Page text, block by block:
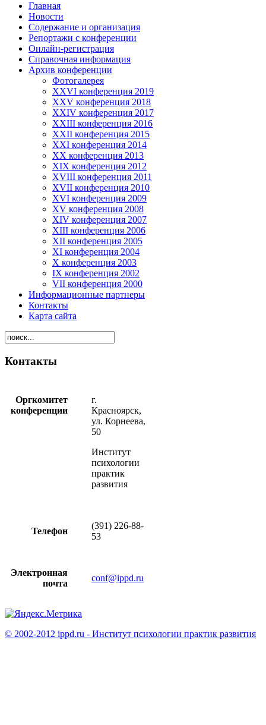
Главная
Новости
Содержание и организация
Репортажи с конференции
Онлайн-регистрация
Справочная информация
Архив конференции
Фотогалерея
XXVI конференция 2019
XXV конференция 2018
XXIV конференция 2017
XXIII конференция 2016
XXII конференция 2015
XXI конференция 2014
XX конференция 2013
XIX конференция 2012
XVIII конференция 2011
XVII конференция 2010
XVI конференция 2009
XV конференция 2008
XIV конференция 2007
XIII конференция 2006
XII конференция 2005
XI конференция 2004
X конференция 2003
IX конференция 2002
VII конференция 2000
Информационные партнеры
Контакты
Карта сайта
Контакты
Оргкомитет
конференции
г.
Красноярск,
ул. Корнеева,
50
Институт
психологии
практик
развития
Телефон
(391) 226-88-
53
Электронная
почта
conf@ippd.ru
© 2002-2012 ippd.ru - Институт психологии практик развития